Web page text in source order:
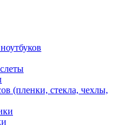
(пленки, стекла, чехлы,